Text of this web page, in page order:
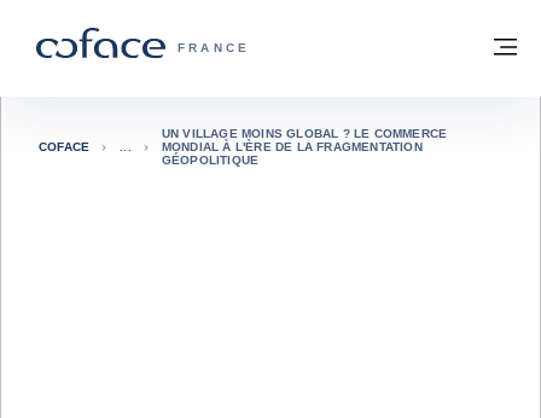
COFACE, FOR TRADE - PAGE
FRANCE
Retour à la page d'accueil
COFACE
UN VILLAGE MOINS GLOBAL ? LE COMMERCE
MONDIAL À L'ÈRE DE LA FRAGMENTATION
GÉOPOLITIQUE